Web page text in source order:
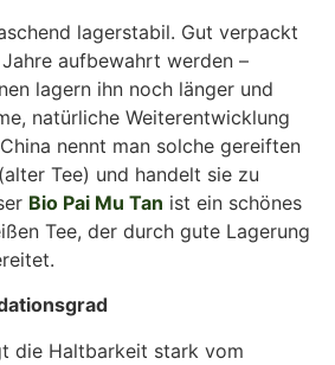
lagerstabil. Gut verpackt
aufbewahrt werden –
lagern ihn noch länger und
natürliche Weiterentwicklung
nennt man solche gereiften
Tee) und handelt sie zu
Bio Pai Mu Tan ist ein schönes
Tee, der durch gute Lagerung
die Haltbarkeit stark vom